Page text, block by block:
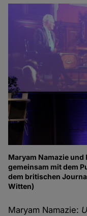
Maryam Namazie und
gemeinsam mit dem
dem britischen
Witten)
Maryam Namazie: